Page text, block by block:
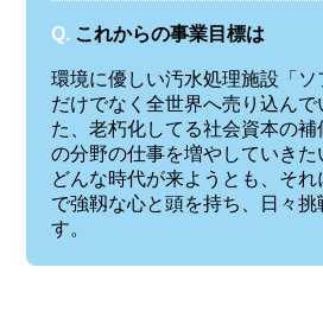
Q. これからの事業目標は
環境に優しい汚水処理施設「
だけでなく全世界へ売り込んで
た、老朽化してる社会資本の補
の分野の仕事を増やしていきた
どんな時代が来ようとも、そ
で強靱な心と頭を持ち、日々挑
す。